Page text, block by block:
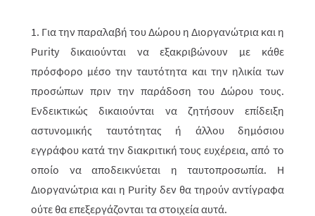
1. Για την παραλαβή του Δώρου η Διοργανώτρια και η
Purity δικαιούνται να εξακριβώνουν με κάθε
πρόσφορο μέσο την ταυτότητα και την ηλικία των
προσώπων πριν την παράδοση του Δώρου τους.
Ενδεικτικώς δικαιούνται να ζητήσουν επίδειξη
αστυνομικής ταυτότητας ή άλλου δημόσιου
εγγράφου κατά την διακριτική τους ευχέρεια, από το
οποίο να αποδεικνύεται η ταυτοπροσωπία. Η
Διοργανώτρια και η Purity δεν θα τηρούν αντίγραφα
ούτε θα επεξεργάζονται τα στοιχεία αυτά.